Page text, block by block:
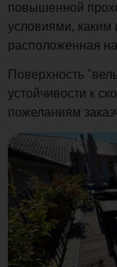
повышенной
условиями, каким
расположенная
Поверхность
устойчивости к
пожеланиям